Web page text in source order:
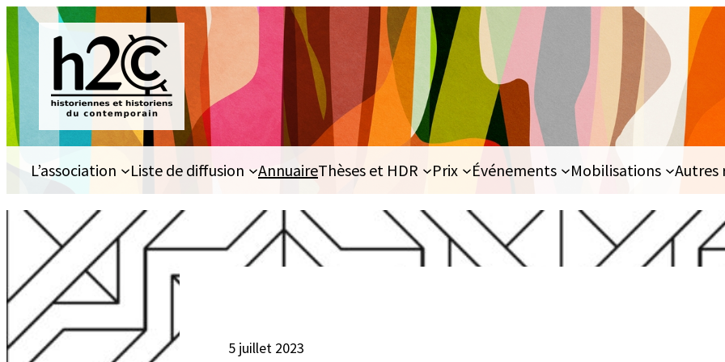
Aller
au
contenu
L’association Liste de diffusion AnnuaireThèses et HDR Prix Événements Mobilisations Autres
5 juillet 2023